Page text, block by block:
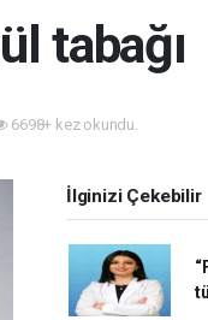
tabağı
6698+ kez okundu.
İlginizi Çekebilir